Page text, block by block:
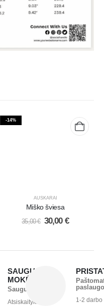
-14%
AUSKARAI
Miško šviesa
35,00€ 30,00 €
SAUGUS
MOKĖJIMAS
Saugu ir greita
Atsiskaitykite
1-2